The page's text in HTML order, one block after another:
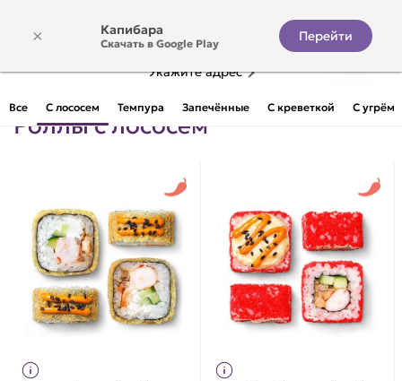
Укажите адрес
Все С лососем Темпура Запечённые С креветкой С угрём
Роллы с лососем
× Капибара
Скачать в Google Play Перейти